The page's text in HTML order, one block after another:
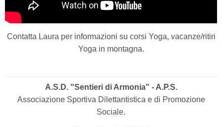
Contatta Laura per informazioni su corsi Yoga, vacanze/ritiri
Yoga in montagna.
A.S.D. "Sentieri di Armonia" - A.P.S.
Associazione Sportiva Dilettantistica e di Promozione
Sociale.